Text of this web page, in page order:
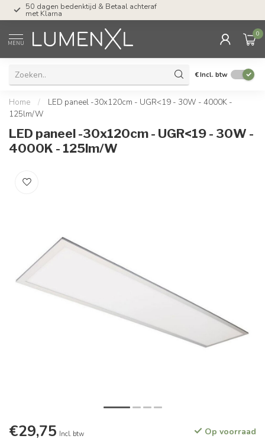
50 dagen bedenktijd & Betaal achteraf
met Klarna
MENU
0
€Incl. btw
Home /
LED paneel -30x120cm - UGR<19 - 30W - 4000K -
125lm/W
LED paneel -30x120cm - UGR<19 - 30W -
4000K - 125lm/W
€29,75 Incl. btw Op voorraad